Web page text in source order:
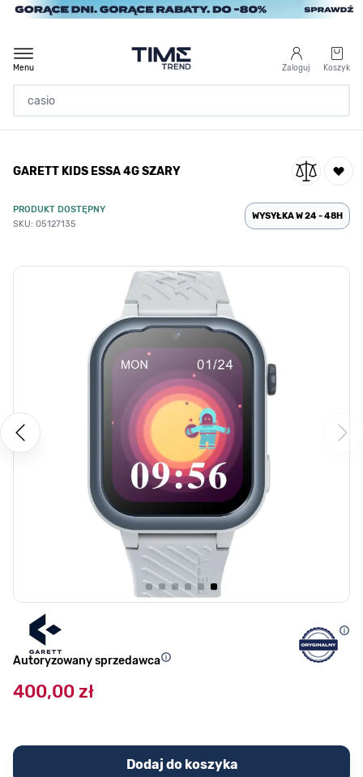
Przejdź do treści
Zaloguj Koszyk
Menu
/
GARETT KIDS ESSA 4G SZARY
GARETT KIDS ESSA 4G SZARY
PRODUKT DOSTĘPNY
SKU: 05127135
WYSYŁKA W 24 - 48H
Autoryzowany sprzedawca
400,00 zł
Dodaj do koszyka